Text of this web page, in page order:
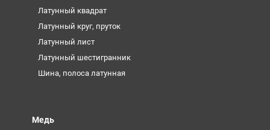
Латунный квадрат
Латунный круг, пруток
Латунный лист
Латунный шестигранник
Шина, полоса латунная
Медь